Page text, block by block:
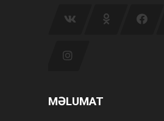
MƏLUMAT